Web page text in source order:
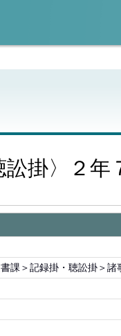
掛〉２年
課＞記録掛・聴訟掛＞